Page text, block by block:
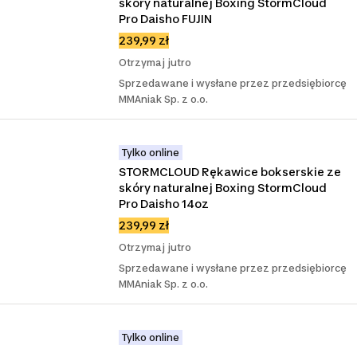
skóry naturalnej Boxing StormCloud
Pro Daisho FUJIN
239,99 zł
Otrzymaj jutro
Sprzedawane i wysłane przez przedsiębiorcę
MMAniak Sp. z o.o.
Tylko online
STORMCLOUD Rękawice bokserskie ze
skóry naturalnej Boxing StormCloud
Pro Daisho 14oz
239,99 zł
Otrzymaj jutro
Sprzedawane i wysłane przez przedsiębiorcę
MMAniak Sp. z o.o.
Tylko online